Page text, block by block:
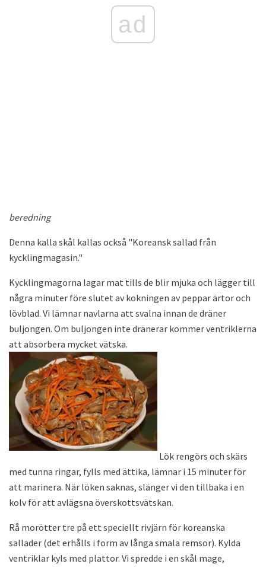
ad
beredning
Denna kalla skål kallas också "Koreansk sallad från
kycklingmagasin."
Kycklingmagorna lagar mat tills de blir mjuka och lägger till
några minuter före slutet av kokningen av peppar ärtor och
lövblad. Vi lämnar navlarna att svalna innan de dräner
buljongen. Om buljongen inte dränerar kommer ventriklerna
att absorbera mycket vätska.
Lök rengörs och skärs
med tunna ringar, fylls med ättika, lämnar i 15 minuter för
att marinera. När löken saknas, slänger vi den tillbaka i en
kolv för att avlägsna överskottsvätskan.
Rå morötter tre på ett speciellt rivjärn för koreanska
sallader (det erhålls i form av långa smala remsor). Kylda
ventriklar kyls med plattor. Vi spredde i en skål mage,